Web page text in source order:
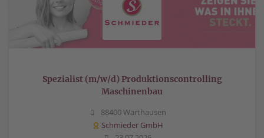
Spezialist (m/w/d) Produktionscontrolling
Maschinenbau
88400 Warthausen
Schmieder GmbH